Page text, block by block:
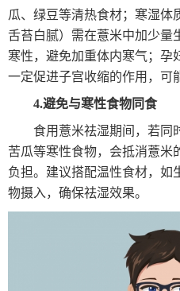
瓜、绿豆等清热食材；寒湿体
舌苔白腻）需在薏米中加少量
寒性，避免加重体内寒气；孕
一定促进子宫收缩的作用，可
4.避免与寒性食物同食
食用薏米祛湿期间，若同
苦瓜等寒性食物，会抵消薏米
负担。建议搭配温性食材，如
物摄入，确保祛湿效果。